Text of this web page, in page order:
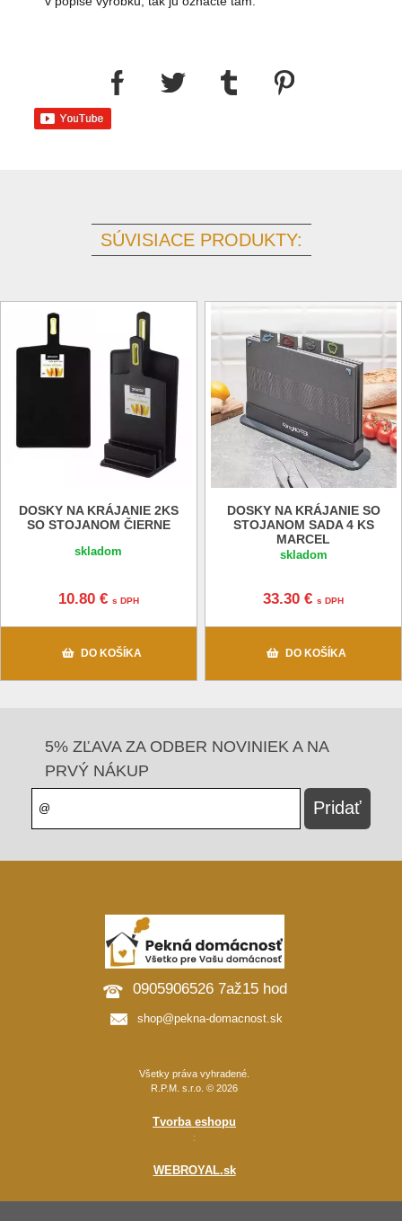
SÚVISIACE PRODUKTY:
DOSKY NA KRÁJANIE 2KS
SO STOJANOM ČIERNE
skladom
10.80 € s DPH
DO KOŠÍKA
DOSKY NA KRÁJANIE SO
STOJANOM SADA 4 KS
MARCEL
skladom
33.30 €s DPH
DO KOŠÍKA
5% ZĽAVA ZA ODBER NOVINIEK A NA
PRVÝ NÁKUP
0905906526 7až15 hod
shop@pekna-domacnost.sk
Všetky práva vyhradené.
R.P.M. s.r.o. © 2026
Tvorba eshopu
:
WEBROYAL.sk